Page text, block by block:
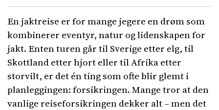
En jaktreise er for mange jegere en drøm som
kombinerer eventyr, natur og lidenskapen for
jakt. Enten turen går til Sverige etter elg, til
Skottland etter hjort eller til Afrika etter
storvilt, er det én ting som ofte blir glemt i
planleggingen: forsikringen. Mange tror at den
vanlige reiseforsikringen dekker alt – men det